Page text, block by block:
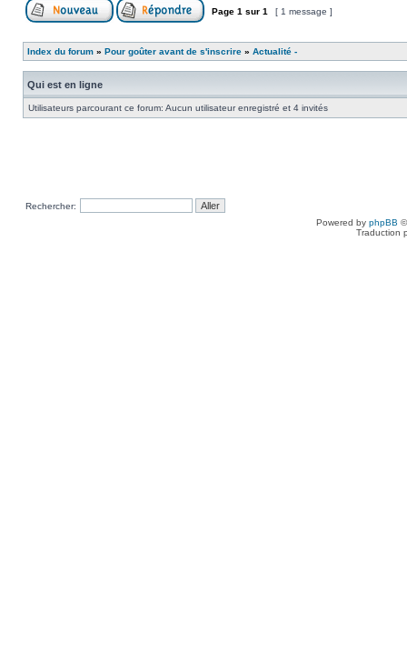
Page 1 sur 1 [ 1 message ]
Index du forum » Pour goûter avant de s'inscrire » Actualité -
Qui est en ligne
Utilisateurs parcourant ce forum: Aucun utilisateur enregistré et 4 invités
Rechercher:
Powered by phpBB
Traduction